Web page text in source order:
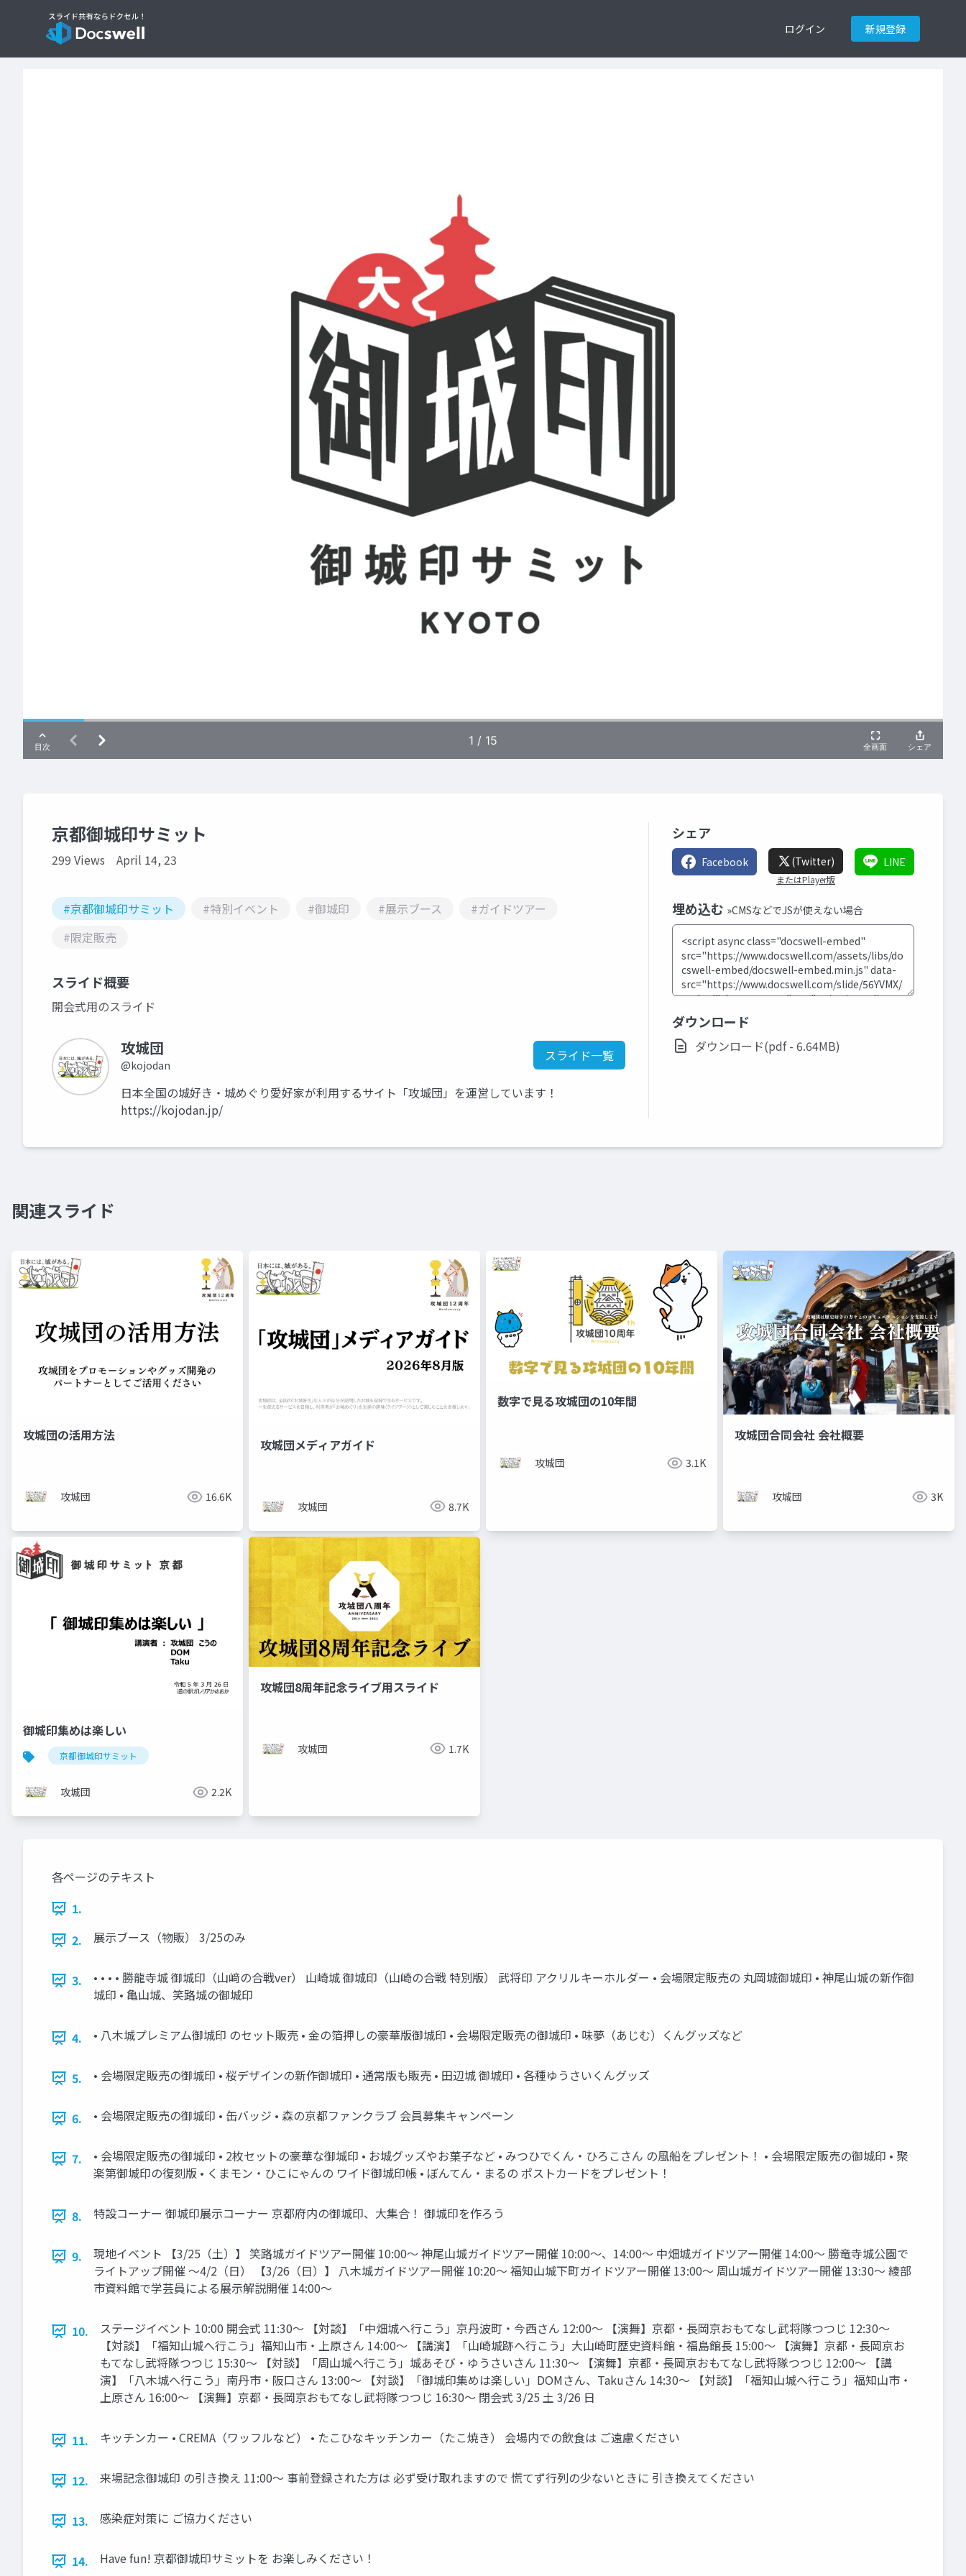
ログイン 新規登録
京都御城印サミット
299 Views April 14, 23
#京都御城印サミット #特別イベント #御城印 #展示ブース
#ガイドツアー
#限定販売
スライド概要
開会式用のスライド
攻城団
@kojodan
スライド一覧
日本全国の城好き・城めぐり愛好家が利用するサイト「攻城団」を運営しています！
https://kojodan.jp/
シェア
Facebook (Twitter)
またはPlayer版
LINE
埋め込む »CMSなどでJSが使えない場合
ダウンロード
ダウンロード(pdf - 6.64MB)
関連スライド
攻城団の活用方法
攻城団 16.6K
攻城団メディアガイド
攻城団 8.7K
数字で見る攻城団の10年間
攻城団 3.1K
攻城団合同会社 会社概要
攻城団 3K
御城印集めは楽しい
京都御城印サミット
攻城団 2.2K
攻城団8周年記念ライブ用スライド
攻城団 1.7K
各ページのテキスト
1.
2.
展示ブース（物販） 3/25のみ
3.
• • • • 勝龍寺城 御城印（山﨑の合戦ver） 山崎城 御城印（山崎の合戦 特別版） 武将印 アクリルキーホルダー • 会場限定販売の 丸岡城御城印 • 神尾山城の新作御
城印 • 亀山城、笑路城の御城印
4. • 八木城プレミアム御城印 のセット販売 • 金の箔押しの豪華版御城印 • 会場限定販売の御城印 • 味夢（あじむ）くんグッズなど
5. • 会場限定販売の御城印 • 桜デザインの新作御城印 • 通常版も販売 • 田辺城 御城印 • 各種ゆうさいくんグッズ
6. • 会場限定販売の御城印 • 缶バッジ • 森の京都ファンクラブ 会員募集キャンペーン
7.
• 会場限定販売の御城印 • 2枚セットの豪華な御城印 • お城グッズやお菓子など • みつひでくん・ひろこさん の風船をプレゼント！ • 会場限定販売の御城印 • 聚
楽第御城印の復刻版 • くまモン・ひこにゃんの ワイド御城印帳 • ぼんてん・まるの ポストカードをプレゼント！
8. 特設コーナー 御城印展示コーナー 京都府内の御城印、大集合！ 御城印を作ろう
9.
現地イベント 【3/25（土）】 笑路城ガイドツアー開催 10:00〜 神尾山城ガイドツアー開催 10:00〜、14:00〜 中畑城ガイドツアー開催 14:00〜 勝竜寺城公園で
ライトアップ開催 〜4/2（日） 【3/26（日）】 八木城ガイドツアー開催 10:20〜 福知山城下町ガイドツアー開催 13:00〜 周山城ガイドツアー開催 13:30〜 綾部
市資料館で学芸員による展示解説開催 14:00〜
10.
ステージイベント 10:00 開会式 11:30〜 【対談】「中畑城へ行こう」京丹波町・今西さん 12:00〜 【演舞】京都・長岡京おもてなし武将隊つつじ 12:30〜
【対談】「福知山城へ行こう」福知山市・上原さん 14:00〜 【講演】「山崎城跡へ行こう」大山崎町歴史資料館・福島館長 15:00〜 【演舞】京都・長岡京お
もてなし武将隊つつじ 15:30〜 【対談】「周山城へ行こう」城あそび・ゆうさいさん 11:30〜 【演舞】京都・長岡京おもてなし武将隊つつじ 12:00〜 【講
演】「八木城へ行こう」南丹市・阪口さん 13:00〜 【対談】「御城印集めは楽しい」DOMさん、Takuさん 14:30〜 【対談】「福知山城へ行こう」福知山市・
上原さん 16:00〜 【演舞】京都・長岡京おもてなし武将隊つつじ 16:30〜 閉会式 3/25 土 3/26 日
11. キッチンカー • CREMA（ワッフルなど） • たこひなキッチンカー（たこ焼き） 会場内での飲⾷は ご遠慮ください
12. 来場記念御城印 の引き換え 11:00〜 事前登録された方は 必ず受け取れますので 慌てず行列の少ないときに 引き換えてください
13. 感染症対策に ご協力ください
14. Have fun! 京都御城印サミットを お楽しみください！